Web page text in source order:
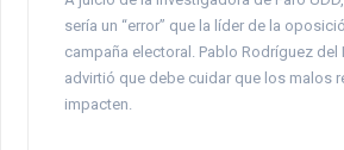
sería un “error” que la líder de la
campaña electoral. Pablo Rodríguez del
advirtió que debe cuidar que los malos
impacten.